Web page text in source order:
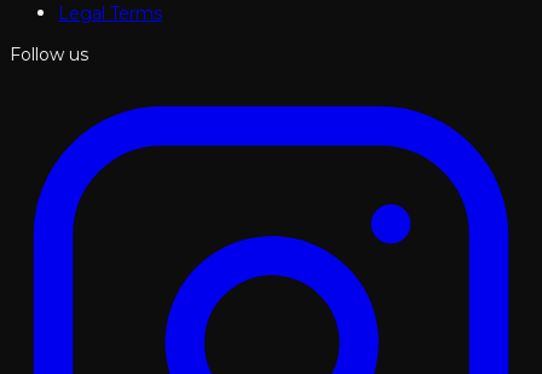
Legal Terms
Follow us